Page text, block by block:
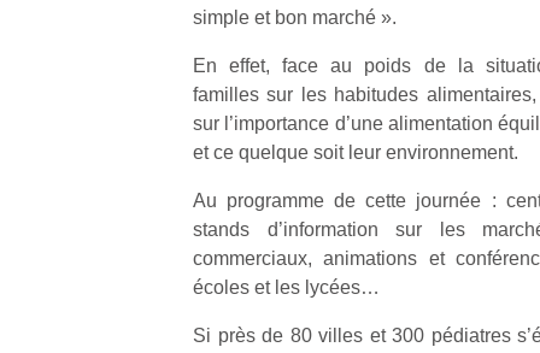
simple et bon marché ».
En effet, face au poids de la
familles sur les habitudes
sur l’importance d’une alimentation
et ce quelque soit leur environnement.
Au programme de cette journée :
stands d’information sur les
commerciaux, animations et
écoles et les lycées…
Si près de 80 villes et 300 pédiatres